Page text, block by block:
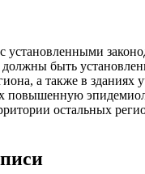
установленными
быть
а также в зданиях
повышенную
остальных